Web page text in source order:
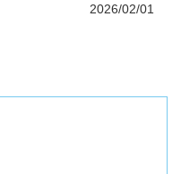
2026/02/01